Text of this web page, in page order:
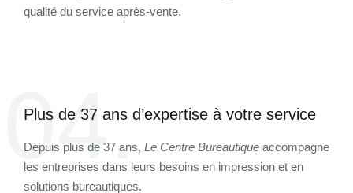
qualité du service après-vente.
04.
Plus de 37 ans d’expertise à votre service
Depuis plus de 37 ans, Le Centre Bureautique accompagne
les entreprises dans leurs besoins en impression et en
solutions bureautiques.